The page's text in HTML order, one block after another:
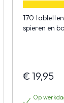
170
spieren en
€ 19,95
Op